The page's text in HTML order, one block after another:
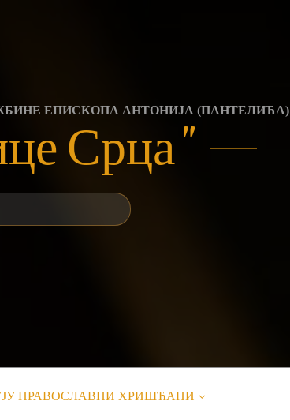
ЕПИСКОПА АНТОНИЈА (ПАНТЕЛИЋА)
Срца"
ПРАВОСЛАВНИ ХРИШЋАНИ